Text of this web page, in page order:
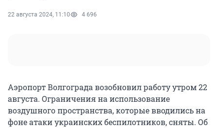
22 августа 2024, 11:10 4 696
Аэропорт Волгограда возобновил работу утром 22
августа. Ограничения на использование
воздушного пространства, которые вводились на
фоне атаки украинских беспилотников, сняты. Об